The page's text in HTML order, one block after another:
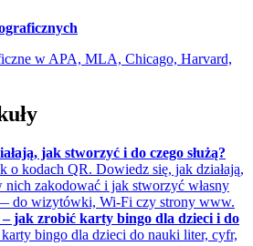
w APA, MLA, Chicago, Harvard,
jak stworzyć i do czego służą?
o kodach QR. Dowiedz się, jak działają,
nich zakodować i jak stworzyć własny
do wizytówki, Wi-Fi czy strony www.
jak zrobić karty bingo dla dzieci i do
bingo dla dzieci do nauki liter, cyfr,